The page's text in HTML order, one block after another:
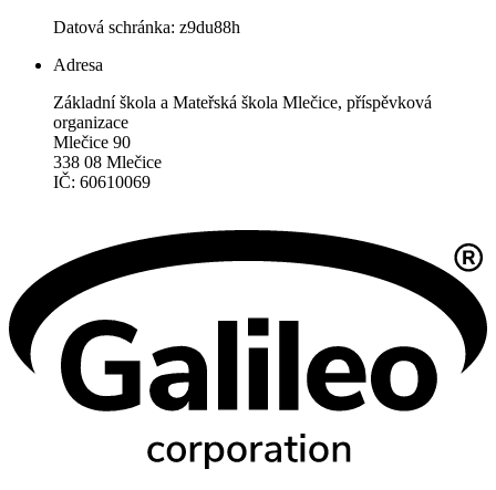
Datová schránka: z9du88h
Adresa
Základní škola a Mateřská škola Mlečice, příspěvková
organizace
Mlečice 90
338 08 Mlečice
IČ: 60610069